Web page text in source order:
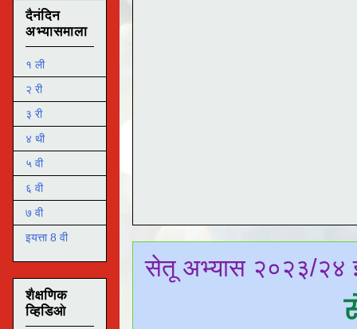
सेतू अभ्यास २०२३/२४
दैनंदिन
अभ्यासमाला
१ ली
२ री
३ री
४ थी
५ वी
६ वी
७ वी
इयत्ता 8 वी
शैक्षणिक
व्हिडिओ